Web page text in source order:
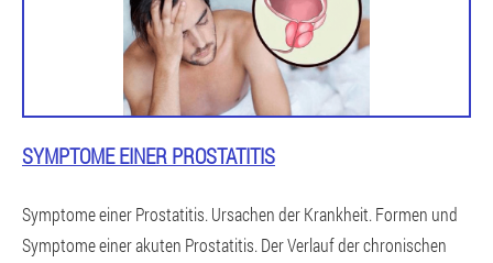
SYMPTOME EINER PROSTATITIS
Symptome einer Prostatitis. Ursachen der Krankheit. Formen und
Symptome einer akuten Prostatitis. Der Verlauf der chronischen